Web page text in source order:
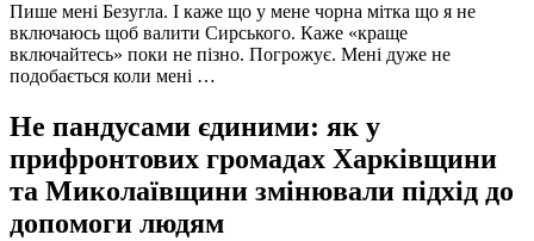
Пише мені Безугла. І каже що у мене чорна мітка що я не
включаюсь щоб валити Сирського. Каже «краще
включайтесь» поки не пізно. Погрожує. Мені дуже не
подобається коли мені …
Не пандусами єдиними: як у
прифронтових громадах Харківщини
та Миколаївщини змінювали підхід до
допомоги людям